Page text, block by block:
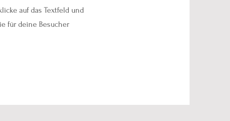
auf das Textfeld und
für deine Besucher